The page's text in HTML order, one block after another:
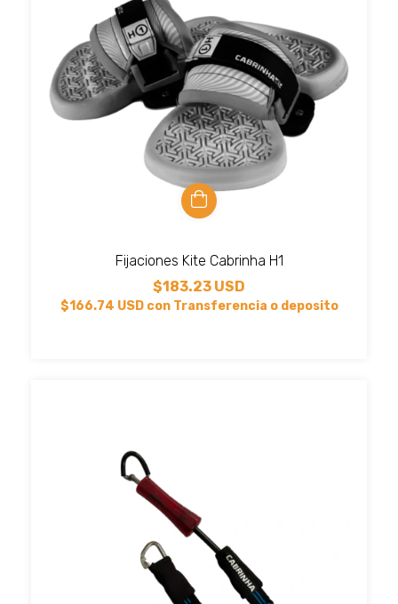
Fijaciones Kite Cabrinha H1
$183.23 USD
$166.74 USD con Transferencia o deposito